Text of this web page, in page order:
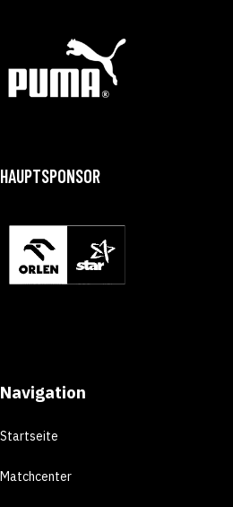
HAUPTSPONSOR
Navigation
Startseite
Matchcenter